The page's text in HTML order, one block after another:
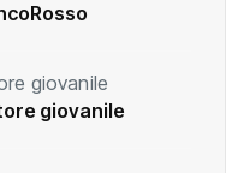
giovanile